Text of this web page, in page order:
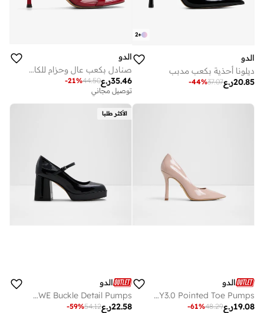
+
2
الدو
ديلونا أحذية بكعب مدبب
ر.ع20.85
37.07
-44%
الدو
صنادل بكعب عالٍ وحزام للكاحل
ر.ع35.46
44.50
-21%
توصيل مجاني
الدو
STESSY3.0 Pointed Toe Pumps
ر.ع19.08
48.29
-61%
الأكثر طلبا
الدو
TROWE Buckle Detail Pumps
ر.ع22.58
54.12
-59%